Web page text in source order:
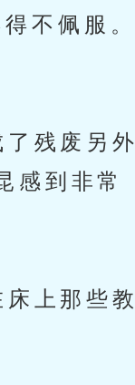
不佩服。
残废另外
感到非常
上那些教